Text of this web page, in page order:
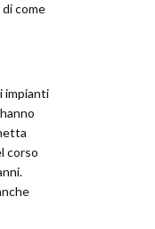
come
impianti
corso